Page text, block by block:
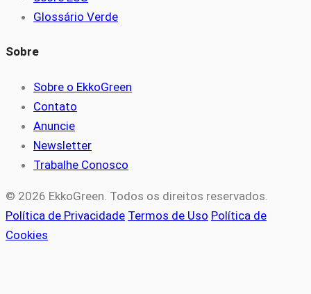
Glossário Verde
Sobre
Sobre o EkkoGreen
Contato
Anuncie
Newsletter
Trabalhe Conosco
© 2026 EkkoGreen. Todos os direitos reservados.
Política de Privacidade Termos de Uso Política de
Cookies